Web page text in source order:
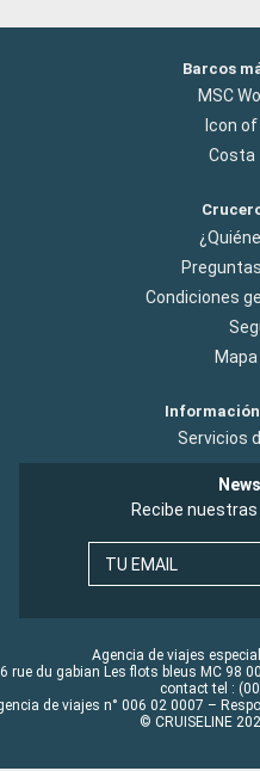
Barcos
MSC
Icon
Costa
Condiciones
Servicios
Recibe
TU EMAIL
Agencia de viajes
rue du gabian Les flots bleus MC 98
contact tel :
de viajes n° 006 02 0007 –
© CRUISELINE